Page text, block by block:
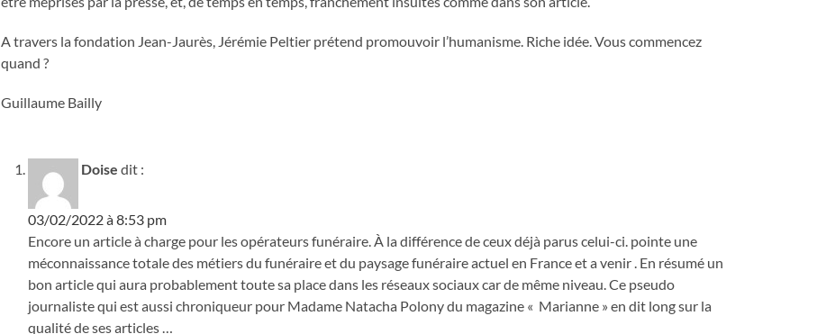
A travers la fondation Jean-Jaurès, Jérémie Peltier prétend promouvoir l’humanisme. Riche idée. Vous commencez
quand ?
Guillaume Bailly
Doise dit :
03/02/2022 à 8:53 pm
Encore un article à charge pour les opérateurs funéraire. À la différence de ceux déjà parus celui-ci. pointe une
méconnaissance totale des métiers du funéraire et du paysage funéraire actuel en France et a venir . En résumé un
bon article qui aura probablement toute sa place dans les réseaux sociaux car de même niveau. Ce pseudo
journaliste qui est aussi chroniqueur pour Madame Natacha Polony du magazine « Marianne » en dit long sur la
qualité de ses articles …